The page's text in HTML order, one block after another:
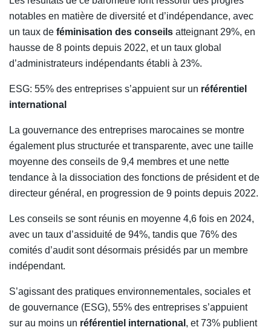
notables en matière de diversité et d’indépendance, avec
un taux de féminisation des conseils atteignant 29%, en
hausse de 8 points depuis 2022, et un taux global
d’administrateurs indépendants établi à 23%.
ESG: 55% des entreprises s’appuient sur un référentiel
international
La gouvernance des entreprises marocaines se montre
également plus structurée et transparente, avec une taille
moyenne des conseils de 9,4 membres et une nette
tendance à la dissociation des fonctions de président et de
directeur général, en progression de 9 points depuis 2022.
Les conseils se sont réunis en moyenne 4,6 fois en 2024,
avec un taux d’assiduité de 94%, tandis que 76% des
comités d’audit sont désormais présidés par un membre
indépendant.
S’agissant des pratiques environnementales, sociales et
de gouvernance (ESG), 55% des entreprises s’appuient
sur au moins un référentiel international , et 73% publient